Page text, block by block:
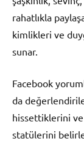
rahatlıkla
kimlikleri ve
sunar.
Facebook
da
hissettiklerini
statülerini